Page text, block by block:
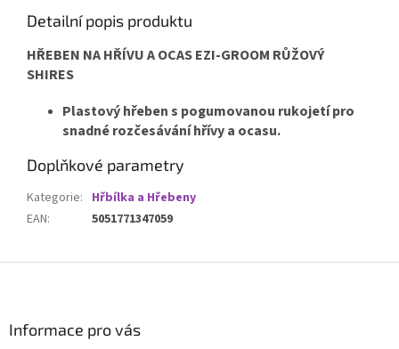
Detailní popis produktu
HŘEBEN NA HŘÍVU A OCAS EZI-GROOM RŮŽOVÝ
SHIRES
Plastový hřeben s pogumovanou rukojetí pro
snadné rozčesávání hřívy a ocasu.
Doplňkové parametry
Kategorie: Hřbílka a Hřebeny
EAN: 5051771347059
Informace pro vás